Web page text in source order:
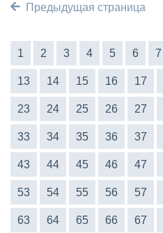
Предыдущая страница
1 2 3 4 5 6 7
13 14 15 16 17
23 24 25 26 27
33 34 35 36 37
43 44 45 46 47
53 54 55 56 57
63 64 65 66 67